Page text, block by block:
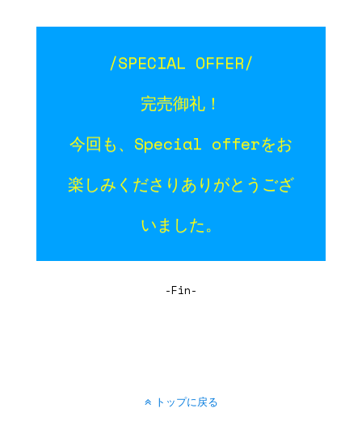
/SPECIAL OFFER/
完売御礼！
今回も、Special offerをお
楽しみくださりありがとうござ
いました。
-Fin-
トップに戻る